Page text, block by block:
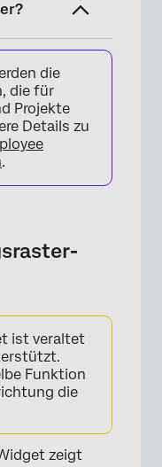
die
die für
Projekte
Details zu
.
ist veraltet
Funktion
die
zeigt